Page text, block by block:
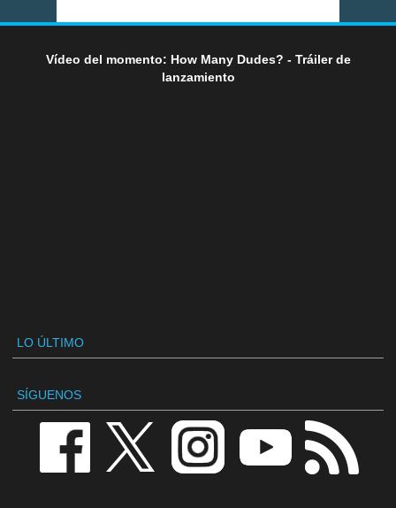
Vídeo del momento: How Many Dudes? - Tráiler de
lanzamiento
LO ÚLTIMO
SÍGUENOS